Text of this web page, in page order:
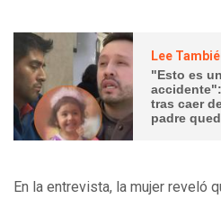
Lee
"Esto es
tras caer
padre
En la entrevista, la mujer reveló